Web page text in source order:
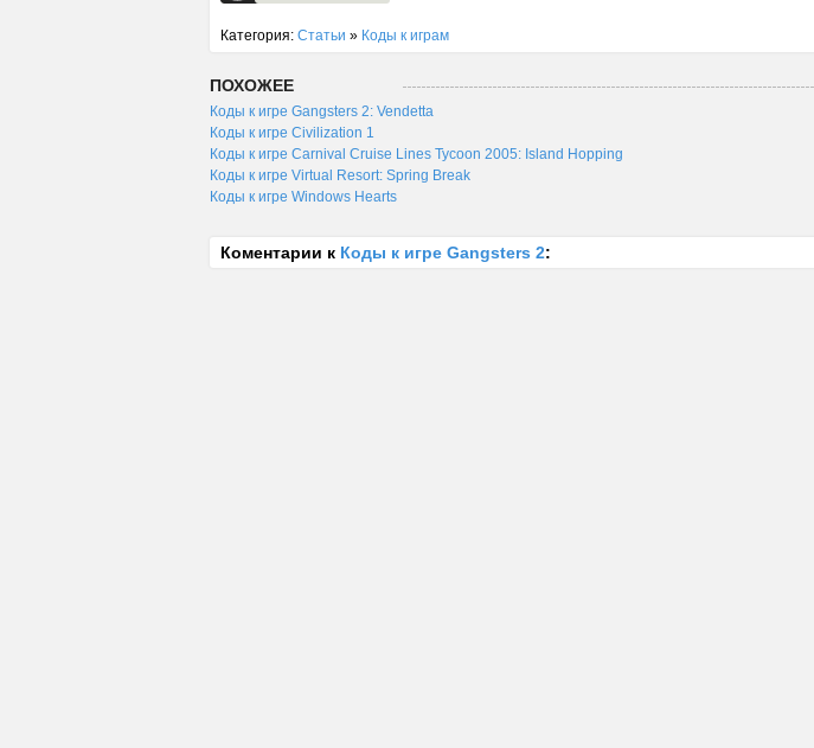
Категория: Статьи » Коды к играм
ПОХОЖЕЕ
Коды к игре Gangsters 2: Vendetta
Коды к игре Civilization 1
Коды к игре Carnival Cruise Lines Tycoon 2005: Island Hopping
Коды к игре Virtual Resort: Spring Break
Коды к игре Windows Hearts
Коментарии к Коды к игре Gangsters 2: